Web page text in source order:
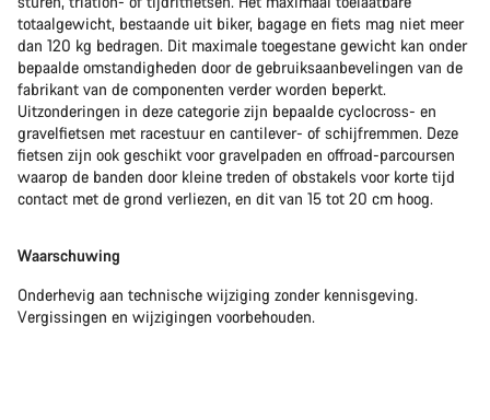
totaalgewicht, bestaande uit biker, bagage en fiets mag niet meer
dan 120 kg bedragen. Dit maximale toegestane gewicht kan onder
bepaalde omstandigheden door de gebruiksaanbevelingen van de
fabrikant van de componenten verder worden beperkt.
Uitzonderingen in deze categorie zijn bepaalde cyclocross- en
gravelfietsen met racestuur en cantilever- of schijfremmen. Deze
fietsen zijn ook geschikt voor gravelpaden en offroad-parcoursen
waarop de banden door kleine treden of obstakels voor korte tijd
contact met de grond verliezen, en dit van 15 tot 20 cm hoog.
Waarschuwing
Onderhevig aan technische wijziging zonder kennisgeving.
Vergissingen en wijzigingen voorbehouden.